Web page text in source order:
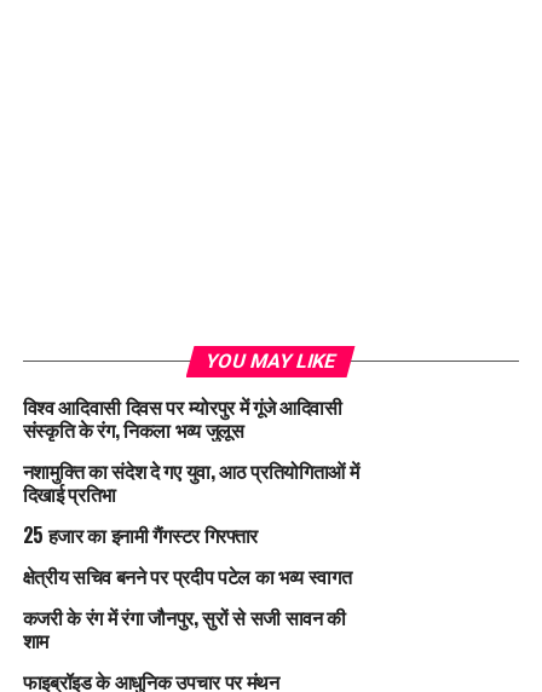
YOU MAY LIKE
विश्व आदिवासी दिवस पर म्योरपुर में गूंजे आदिवासी
संस्कृति के रंग, निकला भव्य जुलूस
नशामुक्ति का संदेश दे गए युवा, आठ प्रतियोगिताओं में
दिखाई प्रतिभा
25 हजार का इनामी गैंगस्टर गिरफ्तार
क्षेत्रीय सचिव बनने पर प्रदीप पटेल का भव्य स्वागत
कजरी के रंग में रंगा जौनपुर, सुरों से सजी सावन की
शाम
फाइब्रॉइड के आधुनिक उपचार पर मंथन